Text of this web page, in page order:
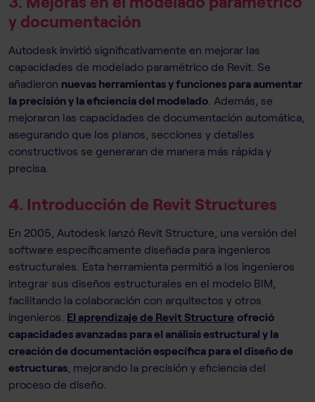
y documentación
Autodesk invirtió significativamente en mejorar las
capacidades de modelado paramétrico de Revit. Se
añadieron nuevas herramientas y funciones para aumentar
la precisión y la eficiencia del modelado . Además, se
mejoraron las capacidades de documentación automática,
asegurando que los planos, secciones y detalles
constructivos se generaran de manera más rápida y
precisa.
4. Introducción de Revit Structures
En 2005, Autodesk lanzó Revit Structure, una versión del
software específicamente diseñada para ingenieros
estructurales. Esta herramienta permitió a los ingenieros
integrar sus diseños estructurales en el modelo BIM,
facilitando la colaboración con arquitectos y otros
ingenieros. El aprendizaje de Revit Structure ofreció
capacidades avanzadas para el análisis estructural y la
creación de documentación específica para el diseño de
estructuras , mejorando la precisión y eficiencia del
proceso de diseño.